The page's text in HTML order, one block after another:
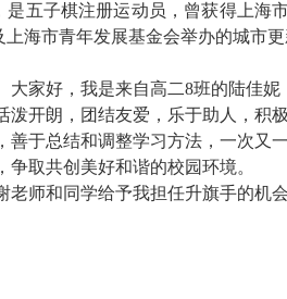
是五子棋注册运动员，曾获得上海
上海市青年发展基金会举办的城市
家好，我是来自高二8班的陆佳妮
泼开朗，团结友爱，乐于助人，积
善于总结和调整学习方法，一次又
争取共创美好和谐的校园环境。
老师和同学给予我担任升旗手的机